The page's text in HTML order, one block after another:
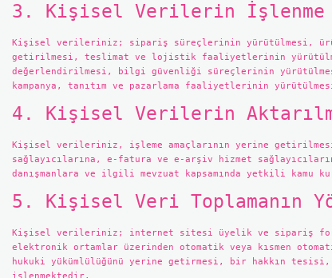
3. Kişisel Verilerin İşlenme
Kişisel verileriniz; sipariş süreçlerinin yürütülmesi,
getirilmesi, teslimat ve lojistik faaliyetlerinin
değerlendirilmesi, bilgi güvenliği süreçlerinin
kampanya, tanıtım ve pazarlama faaliyetlerinin
4. Kişisel Verilerin
Kişisel verileriniz, işleme amaçlarının yerine
sağlayıcılarına, e-fatura ve e-arşiv hizmet
danışmanlara ve ilgili mevzuat kapsamında yetkili kamu
5. Kişisel Veri Toplamanın
Kişisel verileriniz; internet sitesi üyelik ve sipariş
elektronik ortamlar üzerinden otomatik veya kısmen
hukuki yükümlülüğünü yerine getirmesi, bir hakkın
işlenmektedir.